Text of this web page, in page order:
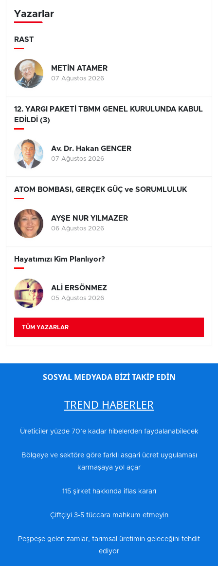
Yazarlar
RAST
METİN ATAMER
07 Ağustos 2026
12. YARGI PAKETİ TBMM GENEL KURULUNDA KABUL
EDİLDİ (3)
Av. Dr. Hakan GENCER
07 Ağustos 2026
ATOM BOMBASI, GERÇEK GÜÇ ve SORUMLULUK
AYŞE NUR YILMAZER
06 Ağustos 2026
Hayatımızı Kim Planlıyor?
ALİ ERSÖNMEZ
05 Ağustos 2026
TÜM YAZARLAR
SOSYAL MEDYADA BİZİ TAKİP EDİN
TREND HABERLER
Üreticiler yüzde 70’e kadar hibelerden faydalanabilecek
Bölgeye ve sektöre göre farklı asgari ücret uygulaması
karmaşaya yol açar
115 şirket hakkında iflas kararı
Çiftçiyi 3-5 tüccara mahkum etmeyin
Peşpeşe gelen zamlar, tarımsal üretimin geleceğini tehdit
ediyor